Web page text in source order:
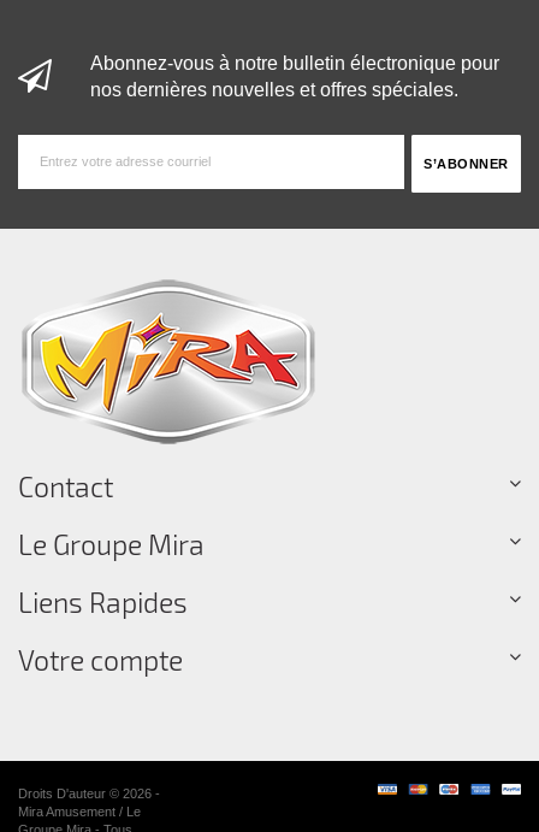
Abonnez-vous à notre bulletin électronique pour
nos dernières nouvelles et offres spéciales.
Contact
Le Groupe Mira
Liens Rapides
Votre compte
Droits D'auteur © 2026 -
Mira Amusement / Le